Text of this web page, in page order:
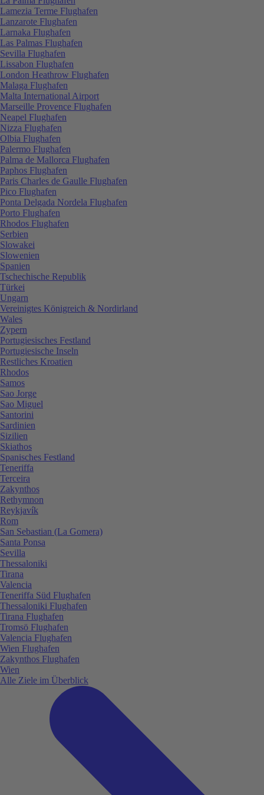
Lamezia Terme Flughafen
Lanzarote Flughafen
Larnaka Flughafen
Las Palmas Flughafen
Sevilla Flughafen
Lissabon Flughafen
London Heathrow Flughafen
Malaga Flughafen
Malta International Airport
Marseille Provence Flughafen
Neapel Flughafen
Nizza Flughafen
Olbia Flughafen
Palermo Flughafen
Palma de Mallorca Flughafen
Paphos Flughafen
Paris Charles de Gaulle Flughafen
Pico Flughafen
Ponta Delgada Nordela Flughafen
Porto Flughafen
Rhodos Flughafen
Serbien
Slowakei
Slowenien
Spanien
Tschechische Republik
Türkei
Ungarn
Vereinigtes Königreich & Nordirland
Wales
Zypern
Portugiesisches Festland
Portugiesische Inseln
Restliches Kroatien
Rhodos
Samos
Sao Jorge
Sao Miguel
Santorini
Sardinien
Sizilien
Skiathos
Spanisches Festland
Teneriffa
Terceira
Zakynthos
Rethymnon
Reykjavík
Rom
San Sebastian (La Gomera)
Santa Ponsa
Sevilla
Thessaloniki
Tirana
Valencia
Teneriffa Süd Flughafen
Thessaloniki Flughafen
Tirana Flughafen
Tromsö Flughafen
Valencia Flughafen
Wien Flughafen
Zakynthos Flughafen
Wien
Alle Ziele im Überblick